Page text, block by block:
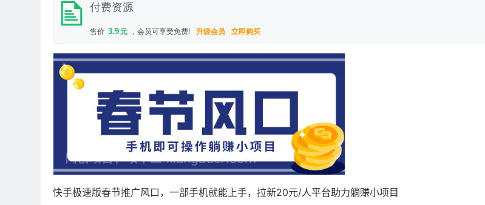
付费资源
售价 3.9元 ，会员可享受免费! 升级会员 立即购买
快手极速版春节推广风口，一部手机就能上手，拉新20元/人平台助力躺赚小项目